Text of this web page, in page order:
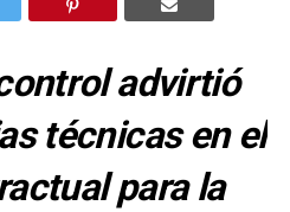
advirtió
técnicas en el
para la